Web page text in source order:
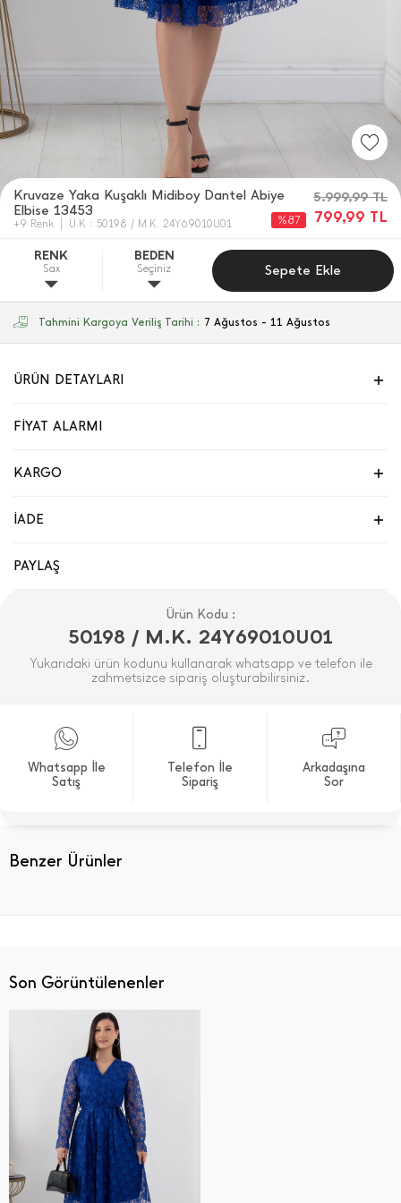
Kruvaze Yaka Kuşaklı Midiboy Dantel Abiye
Elbise 13453
+9 Renk Ü.K : 50198 / M.K. 24Y69010U01
5.999,99TL
799,99 TL
%87
RENK
Sax
BEDEN
Seçiniz Sepete Ekle
Tahmini Kargoya Veriliş Tarihi : 7 Ağustos - 11 Ağustos
ÜRÜN DETAYLARI
FİYAT ALARMI
KARGO
İADE
PAYLAŞ
Ürün Kodu :
50198 / M.K. 24Y69010U01
Yukarıdaki ürün kodunu kullanarak whatsapp ve telefon ile
zahmetsizce sipariş oluşturabilirsiniz.
Whatsapp İle
Satış
Telefon İle
Sipariş
Arkadaşına
Sor
Benzer Ürünler
Son Görüntülenenler